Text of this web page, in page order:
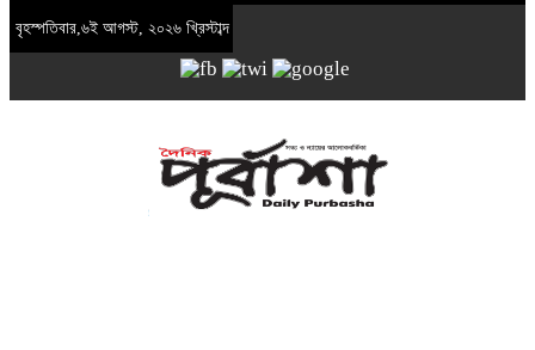
বৃহস্পতিবার,৬ই আগস্ট, ২০২৬ খ্রিস্টাব্দ